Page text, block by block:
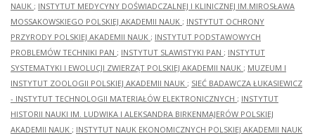
NAUK ; INSTYTUT MEDYCYNY DOŚWIADCZALNEJ I KLINICZNEJ IM.MIROSŁAWA
MOSSAKOWSKIEGO POLSKIEJ AKADEMII NAUK ; INSTYTUT OCHRONY
PRZYRODY POLSKIEJ AKADEMII NAUK ; INSTYTUT PODSTAWOWYCH
PROBLEMÓW TECHNIKI PAN ; INSTYTUT SLAWISTYKI PAN ; INSTYTUT
SYSTEMATYKI I EWOLUCJI ZWIERZĄT POLSKIEJ AKADEMII NAUK ; MUZEUM I
INSTYTUT ZOOLOGII POLSKIEJ AKADEMII NAUK ; SIEĆ BADAWCZA ŁUKASIEWICZ
- INSTYTUT TECHNOLOGII MATERIAŁÓW ELEKTRONICZNYCH ; INSTYTUT
HISTORII NAUKI IM. LUDWIKA I ALEKSANDRA BIRKENMAJERÓW POLSKIEJ
AKADEMII NAUK ; INSTYTUT NAUK EKONOMICZNYCH POLSKIEJ AKADEMII NAUK